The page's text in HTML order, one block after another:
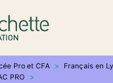
RECHERCHE
Pro et CFA > Français en
PRO
>